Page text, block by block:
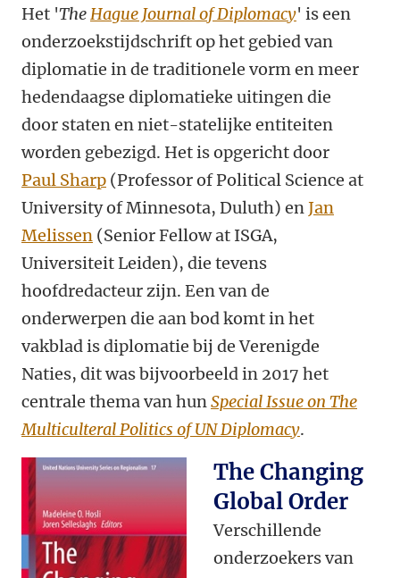
Het 'TheHague Journal of Diplomacy' is een
onderzoekstijdschrift op het gebied van
diplomatie in de traditionele vorm en meer
hedendaagse diplomatieke uitingen die
door staten en niet-statelijke entiteiten
worden gebezigd. Het is opgericht door
Paul Sharp (Professor of Political Science at
University of Minnesota, Duluth) enJan
Melissen (Senior Fellow at ISGA,
Universiteit Leiden), die tevens
hoofdredacteur zijn. Een van de
onderwerpen die aan bod komt in het
vakblad is diplomatie bij de Verenigde
Naties, dit was bijvoorbeeld in 2017 het
centrale thema van hunSpecial Issue on The
Multiculteral Politics of UN Diplomacy.
The Changing
Global Order
Verschillende
onderzoekers van